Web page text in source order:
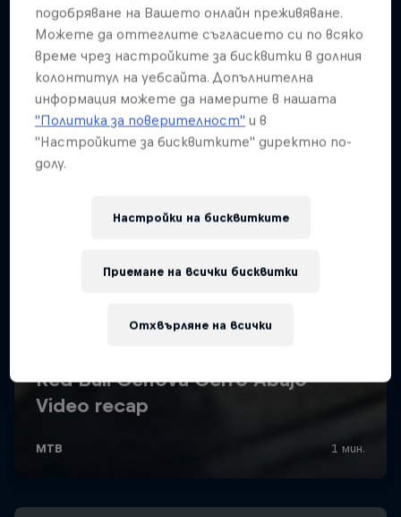
подобряване на Вашето онлайн преживяване.
Можете да оттеглите съгласието си по всяко
време чрез настройките за бисквитки в долния
колонтитул на уебсайта. Допълнителна
информация можете да намерите в нашата
"Политика за поверителност" и в
"Настройките за бисквитките" директно по-
долу.
Настройки на бисквитките
Отхвърляне на всички
Приемане на всички бисквитки